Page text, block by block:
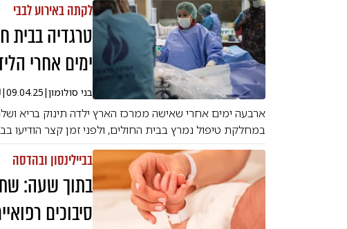
לקתה באירוע לבבי
ימים אחרי
בני סולומון|
09.04.25
|
ארבעה ימים אחרי שאישה ממרכז הארץ ילדה תינוק בריא
במחלקת טיפול נמרץ בבית החולים, ולפני זמן קצר הודיעו
בביילינסון ובהדסה
בתוך שעה:
סיבוכים